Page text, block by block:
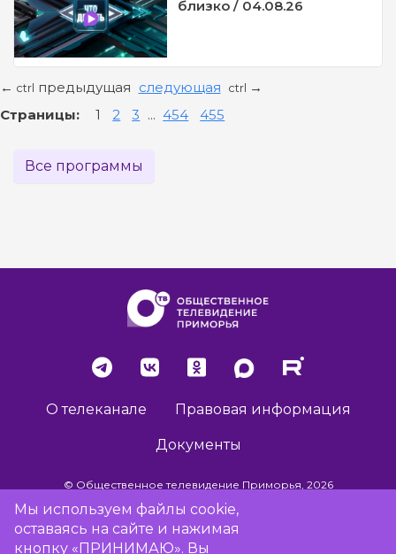
близко / 04.08.26
← ctrl предыдущая следующая ctrl →
Страницы: 1 2 3 ... 454 455
Все программы
О телеканале Правовая информация
Документы
© Общественное телевидение Приморья, 2026
Разработка сайта -
Мы используем файлы cookie,
оставаясь на сайте и нажимая
кнопку «ПРИНИМАЮ». Вы